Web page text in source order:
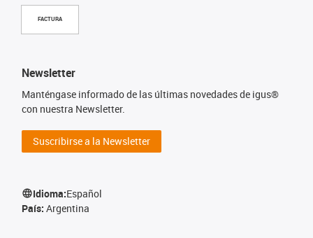
FACTURA
Newsletter
Manténgase informado de las últimas novedades de igus®
con nuestra Newsletter.
Suscribirse a la Newsletter
Idioma:Español
País: Argentina